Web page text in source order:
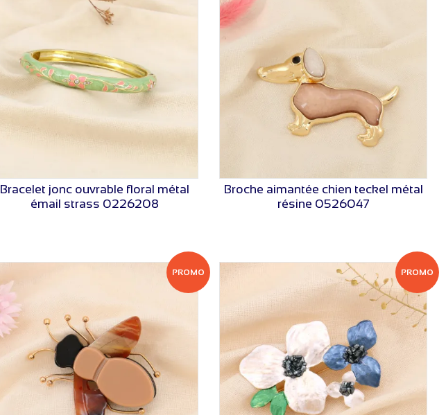
VOIR LE PRIX
Bracelet jonc ouvrable floral métal
émail strass 0226208
VOIR LE PRIX
Broche aimantée chien teckel métal
résine 0526047
PROMO PROMO